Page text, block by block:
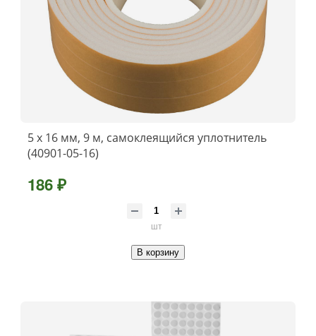
5 х 16 мм, 9 м, самоклеящийся уплотнитель
(40901-05-16)
186 ₽
шт
В корзину